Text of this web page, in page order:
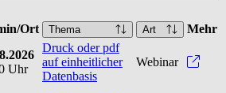
Ort Thema Art Mehr
Uhr
Druck oder pdf
auf einheitlicher
Datenbasis
Webinar